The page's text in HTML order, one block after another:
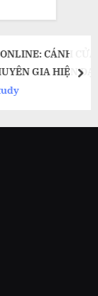
CÁNH CỬA
GIA HIỆN ĐẠI!